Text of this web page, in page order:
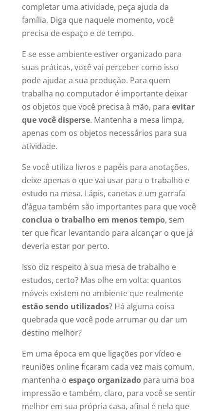
completar uma atividade, peça ajuda da
família. Diga que naquele momento, você
precisa de espaço e de tempo.
E se esse ambiente estiver organizado para
suas práticas, você vai perceber como isso
pode ajudar a sua produção. Para quem
trabalha no computador é importante deixar
os objetos que você precisa à mão, para evitar
que você disperse. Mantenha a mesa limpa,
apenas com os objetos necessários para sua
atividade.
Se você utiliza livros e papéis para anotações,
deixe apenas o que vai usar para o trabalho e
estudo na mesa. Lápis, canetas e um garrafa
d’água também são importantes para que você
conclua o trabalho em menos tempo, sem
ter que ficar levantando para alcançar o que já
deveria estar por perto.
Isso diz respeito à sua mesa de trabalho e
estudos, certo? Mas olhe em volta: quantos
móveis existem no ambiente que realmente
estão sendo utilizados? Há alguma coisa
quebrada que você pode arrumar ou dar um
destino melhor?
Em uma época em que ligações por vídeo e
reuniões online ficaram cada vez mais comum,
mantenha o espaço organizadopara uma boa
impressão e também, claro, para você se sentir
melhor em sua própria casa, afinal é nela que